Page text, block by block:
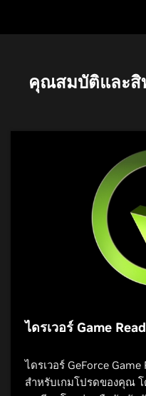
ตัวเข้ารหัส
The
ดึงดูดความสนใจ
การสตรีมสดที่รา
RTX ซีรีส์ 40 ขับ
Encoder
การออกอากาศคุ
เข้ารหัส AV1 รุ่น
มที่ยอดเยี่ยมที่คว
สำหรับแอปสตรี
เพื่อมอบประสบ
ของคุณในทุกครั้ง
NVIDIA
โฮมสตูดิโ
ด้วย AI ข
NVIDIA
ให้กลายเป็นโฮม
มสด การแชทด้ว
ผ่านวิดีโอของคุ
มากมาย
ยกระดับการถ่ายท
คุณ
NVIDIA
เชื่อมต่อโ
สร้างสรร
จักรวาลแ
NVIDIA
ทำงานร่วมกันใน
สำหรับครีเอเตอร์
งาน รวมแอป แล
ดูอนาคตของการอ
คุณสมบัติและสิ
ไดรเวอร์ Game
ไดรเวอร์ GeForce
สำหรับเกมโปรดของคุณ